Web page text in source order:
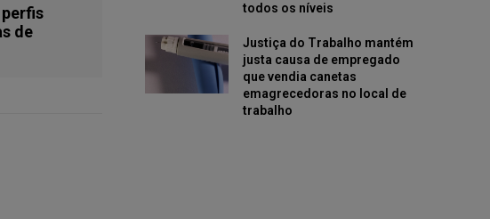
de
todos os níveis
Justiça do Trabalho mantém
justa causa de empregado
que vendia canetas
emagrecedoras no local de
trabalho